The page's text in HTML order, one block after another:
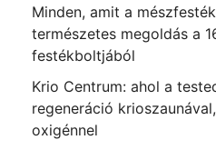
Minden, amit a
természetes megoldás a
festékboltjából
Krio Centrum: ahol a
regeneráció
oxigénnel